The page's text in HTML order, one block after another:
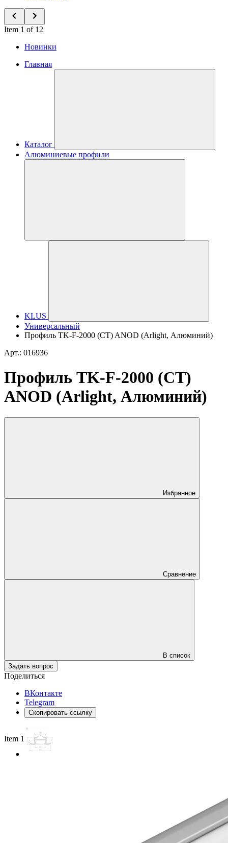
Item 1 of 12
Новинки
Главная
Каталог
Алюминиевые профили
KLUS
Универсальный
Профиль TK-F-2000 (CT) ANOD (Arlight, Алюминий)
Арт.: 016936
Профиль TK-F-2000 (CT)
ANOD (Arlight, Алюминий)
Избранное
Сравнение
В список
Задать вопрос
Поделиться
ВКонтакте
Telegram
Скопировать ссылку
Item 1 of 3